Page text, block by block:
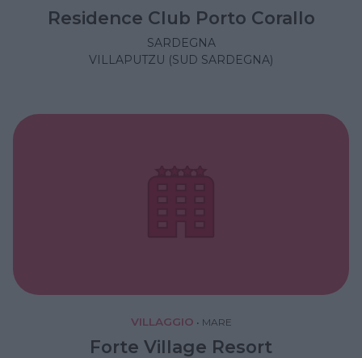
Residence Club Porto Corallo
SARDEGNA
VILLAPUTZU (SUD SARDEGNA)
VILLAGGIO • MARE
Forte Village Resort